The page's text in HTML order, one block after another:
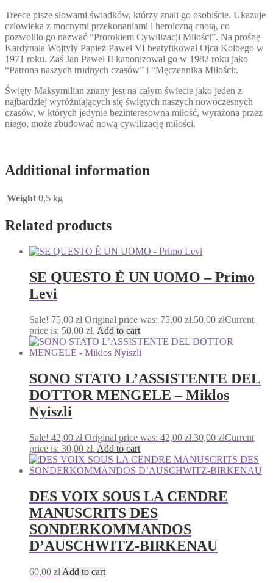
Treece pisze słowami świadków, którzy znali go osobiście. Ukazuje
człowieka z mocnymi przekonaniami i heroiczną cnotą, co
pozwoliło go nazwać “Prorokiem Cywilizacji Miłości”. Na prośbę
Kardynała Wojtyły Papież Paweł VI beatyfikował Ojca Kolbego w
1971 roku. Zaś Jan Paweł II kanonizował go w 1982 roku jako
“Patrona naszych trudnych czasów” i “Męczennika Miłości:.
Święty Maksymilian znany jest na całym świecie jako jeden z
najbardziej wyróżniających się świętych naszych nowoczesnych
czasów, w których jedynie bezinteresowna miłość, wyrażona przez
niego, może zbudować nową cywilizację miłości.
Additional information
Weight 0,5 kg
Related products
SE QUESTO È UN UOMO – Primo
Levi
Sale! 75,00zł Original price was: 75,00 zł.50,00 złCurrent
price is: 50,00 zł. Add to cart
SONO STATO L’ASSISTENTE DEL
DOTTOR MENGELE – Miklos
Nyiszli
Sale! 42,00zł Original price was: 42,00 zł.30,00 złCurrent
price is: 30,00 zł. Add to cart
DES VOIX SOUS LA CENDRE
MANUSCRITS DES
SONDERKOMMANDOS
D’AUSCHWITZ-BIRKENAU
60,00 zł Add to cart